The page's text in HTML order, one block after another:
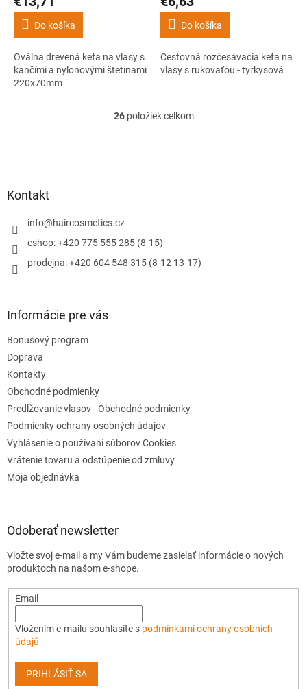
Do košíka
Oválna drevená kefa na vlasy s
kančími a nylonovými štetinami
220x70mm
Do košíka
Cestovná rozčesávacia kefa na
vlasy s rukoväťou - tyrkysová
O
l
p
v
26položiek celkom
Kontakt
info@haircosmetics.cz
eshop: +420 775 555 285 (8-15)
prodejna: +420 604 548 315 (8-12 13-17)
Informácie pre vás
Bonusový program
Doprava
Kontakty
Obchodné podmienky
Predlžovanie vlasov - Obchodné podmienky
Podmienky ochrany osobných údajov
Vyhlásenie o používaní súborov Cookies
Vrátenie tovaru a odstúpenie od zmluvy
Moja objednávka
Odoberať newsletter
Vložte svoj e-mail a my Vám budeme zasielať informácie o nových
produktoch na našom e-shope.
Email
Vložením e-mailu souhlasíte s podmínkami ochrany osobních
údajů
PRIHLÁSIŤ SA